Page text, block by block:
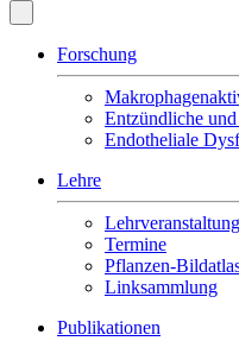
Forschung
Entzündliche
Endotheliale
Lehre
Termine
Pflanzen-
Linksammlung
Publikationen